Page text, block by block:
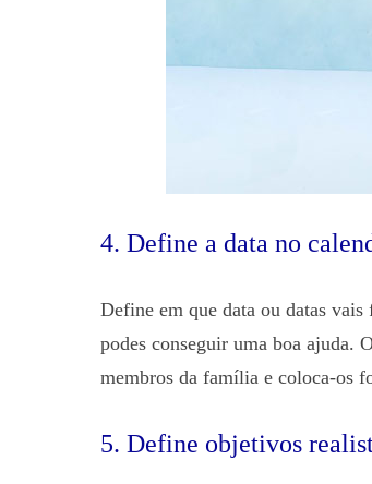
4. Define a data no
Define em que data ou datas
podes conseguir uma boa ajuda.
membros da família e coloca-os
5. Define objetivos